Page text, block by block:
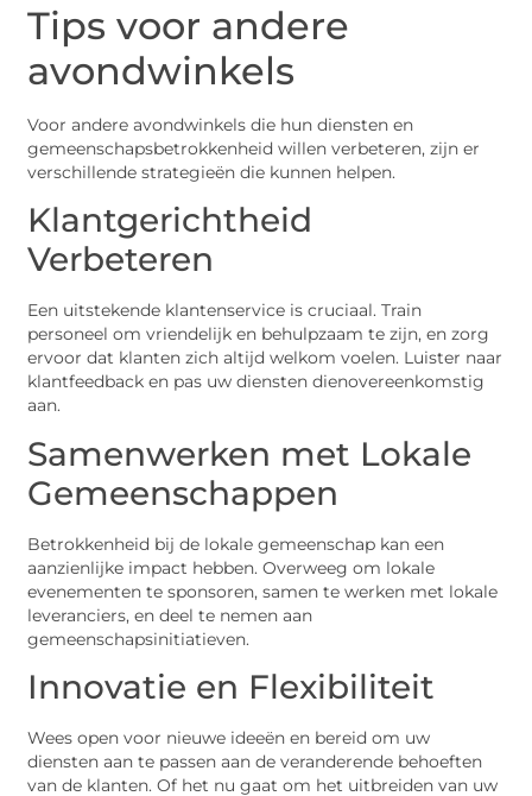
Tips voor andere
avondwinkels
Voor andere avondwinkels die hun diensten en
gemeenschapsbetrokkenheid willen verbeteren, zijn er
verschillende strategieën die kunnen helpen.
Klantgerichtheid
Verbeteren
Een uitstekende klantenservice is cruciaal. Train
personeel om vriendelijk en behulpzaam te zijn, en zorg
ervoor dat klanten zich altijd welkom voelen. Luister naar
klantfeedback en pas uw diensten dienovereenkomstig
aan.
Samenwerken met Lokale
Gemeenschappen
Betrokkenheid bij de lokale gemeenschap kan een
aanzienlijke impact hebben. Overweeg om lokale
evenementen te sponsoren, samen te werken met lokale
leveranciers, en deel te nemen aan
gemeenschapsinitiatieven.
Innovatie en Flexibiliteit
Wees open voor nieuwe ideeën en bereid om uw
diensten aan te passen aan de veranderende behoeften
van de klanten. Of het nu gaat om het uitbreiden van uw